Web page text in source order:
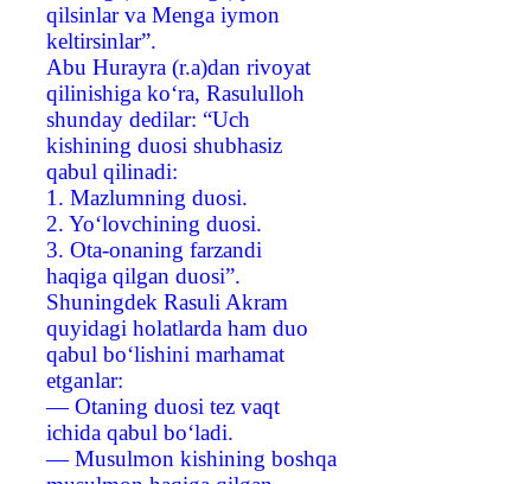
qilsinlar va Menga iymon
keltirsinlar”.
Abu Hurayra (r.a)dan rivoyat
qilinishiga ko‘ra, Rasululloh
shunday dedilar: “Uch
kishining duosi shubhasiz
qabul qilinadi:
1. Mazlumning duosi.
2. Yo‘lovchining duosi.
3. Ota-onaning farzandi
haqiga qilgan duosi”.
Shuningdek Rasuli Akram
quyidagi holatlarda ham duo
qabul bo‘lishini marhamat
etganlar:
— Otaning duosi tez vaqt
ichida qabul bo‘ladi.
— Musulmon kishining boshqa